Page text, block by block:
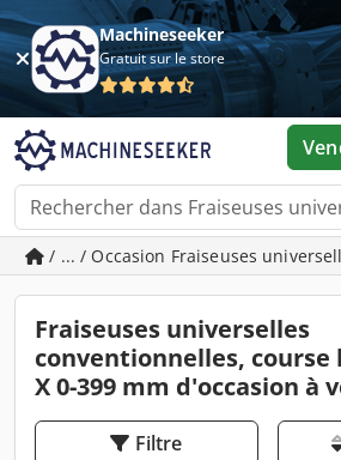
Machineseeker
Gratuit sur le store
/ ... / Occasion Fraiseuses
Fraiseuses universelles
conventionnelles,
X 0-399 mm d'occasion à
Filtre